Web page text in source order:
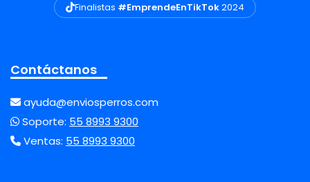
Finalistas #EmprendeEnTikTok2024
Contáctanos
ayuda@enviosperros.com
Soporte: 55 8993 9300
Ventas: 55 8993 9300